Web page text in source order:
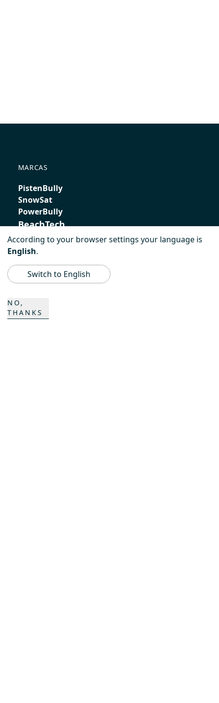
MARCAS
PistenBully
SnowSat
PowerBully
BeachTech
ProAcademy
Carrera
According to your browser settings your language is
English.
NO,
THANKS
Switch to English